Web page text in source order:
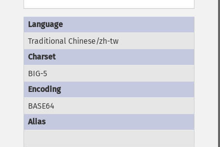
Traditional Chinese/zh-tw
BIG-5
BASE64